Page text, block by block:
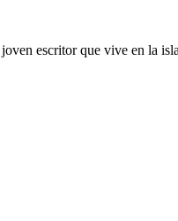
escritor que vive en la